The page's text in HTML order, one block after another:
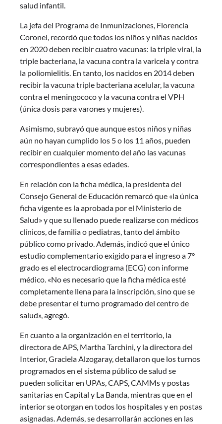
salud infantil.
La jefa del Programa de Inmunizaciones, Florencia
Coronel, recordó que todos los niños y niñas nacidos
en 2020 deben recibir cuatro vacunas: la triple viral, la
triple bacteriana, la vacuna contra la varicela y contra
la poliomielitis. En tanto, los nacidos en 2014 deben
recibir la vacuna triple bacteriana acelular, la vacuna
contra el meningococo y la vacuna contra el VPH
(única dosis para varones y mujeres).
Asimismo, subrayó que aunque estos niños y niñas
aún no hayan cumplido los 5 o los 11 años, pueden
recibir en cualquier momento del año las vacunas
correspondientes a esas edades.
En relación con la ficha médica, la presidenta del
Consejo General de Educación remarcó que «la única
ficha vigente es la aprobada por el Ministerio de
Salud» y que su llenado puede realizarse con médicos
clínicos, de familia o pediatras, tanto del ámbito
público como privado. Además, indicó que el único
estudio complementario exigido para el ingreso a 7°
grado es el electrocardiograma (ECG) con informe
médico. «No es necesario que la ficha médica esté
completamente llena para la inscripción, sino que se
debe presentar el turno programado del centro de
salud», agregó.
En cuanto a la organización en el territorio, la
directora de APS, Martha Tarchini, y la directora del
Interior, Graciela Alzogaray, detallaron que los turnos
programados en el sistema público de salud se
pueden solicitar en UPAs, CAPS, CAMMs y postas
sanitarias en Capital y La Banda, mientras que en el
interior se otorgan en todos los hospitales y en postas
asignadas. Además, se desarrollarán acciones en las